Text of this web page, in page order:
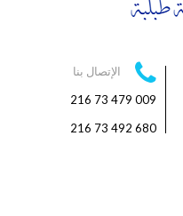
الإتصال بنا
009 479 73 216
680 492 73 216